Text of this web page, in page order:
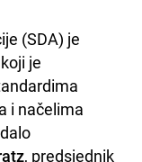
(SDA) je
je
i načelima
, predsjednik